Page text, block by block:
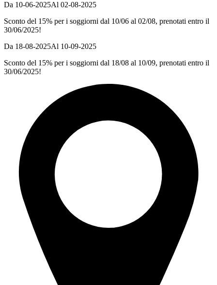
Da 10-06-2025Al 02-08-2025
Sconto del 15% per i soggiorni dal 10/06 al 02/08, prenotati entro il
30/06/2025!
Da 18-08-2025Al 10-09-2025
Sconto del 15% per i soggiorni dal 18/08 al 10/09, prenotati entro il
30/06/2025!